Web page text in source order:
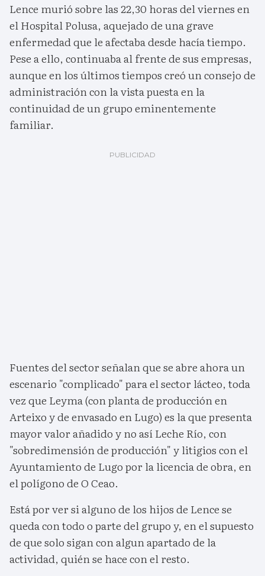
Lence murió sobre las 22,30 horas del viernes en
el Hospital Polusa, aquejado de una grave
enfermedad que le afectaba desde hacía tiempo.
Pese a ello, continuaba al frente de sus empresas,
aunque en los últimos tiempos creó un consejo de
administración con la vista puesta en la
continuidad de un grupo eminentemente
familiar.
Fuentes del sector señalan que se abre ahora un
escenario "complicado" para el sector lácteo, toda
vez que Leyma (con planta de producción en
Arteixo y de envasado en Lugo) es la que presenta
mayor valor añadido y no así Leche Río, con
"sobredimensión de producción" y litigios con el
Ayuntamiento de Lugo por la licencia de obra, en
el polígono de O Ceao.
Está por ver si alguno de los hijos de Lence se
queda con todo o parte del grupo y, en el supuesto
de que solo sigan con algun apartado de la
actividad, quién se hace con el resto.